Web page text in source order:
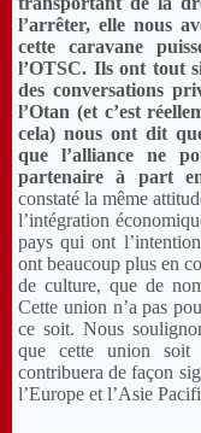
l’arrêter, elle nous
cette caravane
l’OTSC. Ils ont tout
des conversations
l’Otan (et c’est
cela) nous ont dit
que l’alliance ne
partenaire à part
constaté la même
l’intégration
pays qui ont
ont beaucoup plus en
de culture, que de
Cette union n’a pas
ce soit. Nous
que cette union soit
contribuera de façon
l’Europe et l’Asie